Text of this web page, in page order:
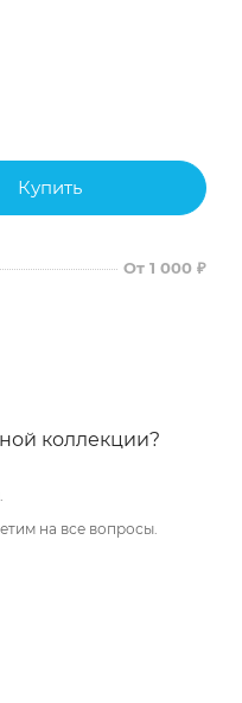
Купить
От 1 000 ₽
коллекции?
на все вопросы.